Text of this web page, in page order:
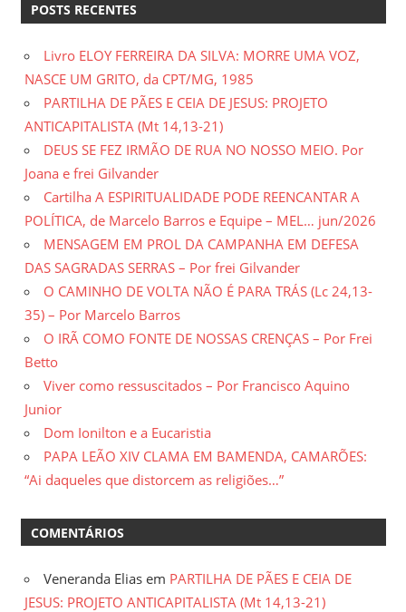
POSTS RECENTES
Livro ELOY FERREIRA DA SILVA: MORRE UMA VOZ,
NASCE UM GRITO, da CPT/MG, 1985
PARTILHA DE PÃES E CEIA DE JESUS: PROJETO
ANTICAPITALISTA (Mt 14,13-21)
DEUS SE FEZ IRMÃO DE RUA NO NOSSO MEIO. Por
Joana e frei Gilvander
Cartilha A ESPIRITUALIDADE PODE REENCANTAR A
POLÍTICA, de Marcelo Barros e Equipe – MEL… jun/2026
MENSAGEM EM PROL DA CAMPANHA EM DEFESA
DAS SAGRADAS SERRAS – Por frei Gilvander
O CAMINHO DE VOLTA NÃO É PARA TRÁS (Lc 24,13-
35) – Por Marcelo Barros
O IRÃ COMO FONTE DE NOSSAS CRENÇAS – Por Frei
Betto
Viver como ressuscitados – Por Francisco Aquino
Junior
Dom Ionilton e a Eucaristia
PAPA LEÃO XIV CLAMA EM BAMENDA, CAMARÕES:
“Ai daqueles que distorcem as religiões…”
COMENTÁRIOS
Veneranda Elias em PARTILHA DE PÃES E CEIA DE
JESUS: PROJETO ANTICAPITALISTA (Mt 14,13-21)